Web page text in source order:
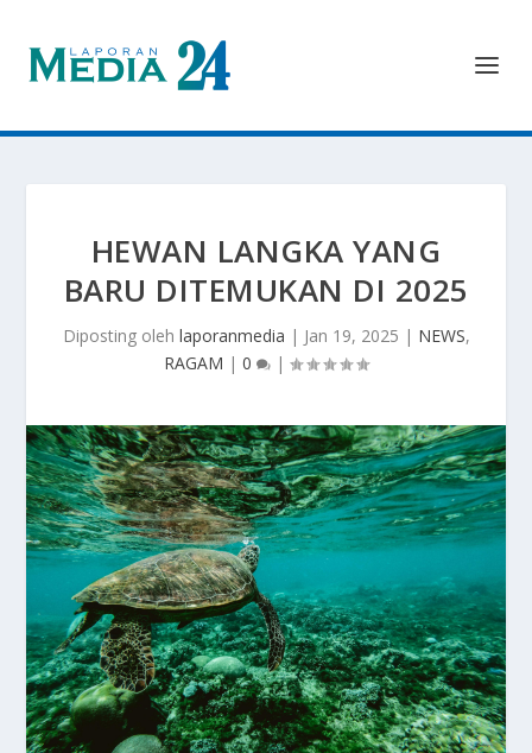
HEWAN LANGKA YANG
BARU DITEMUKAN DI 2025
Diposting oleh laporanmedia | Jan 19, 2025 | NEWS,
RAGAM | 0 |